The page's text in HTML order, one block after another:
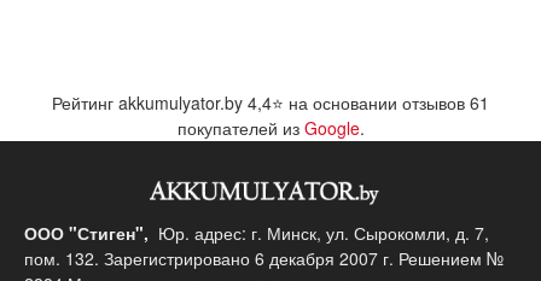
Рейтинг akkumulyator.by 4,4⭐ на основании отзывов 61
покупателей из Google.
ООО "Стиген", Юр. адрес: г. Минск, ул. Сырокомли, д. 7,
пом. 132. Зарегистрировано 6 декабря 2007 г. Решением №